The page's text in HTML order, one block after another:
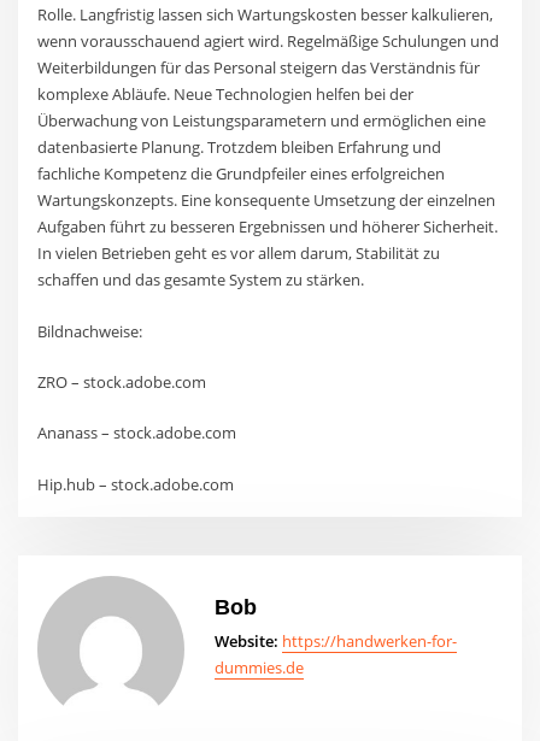
Rolle. Langfristig lassen sich Wartungskosten besser kalkulieren,
wenn vorausschauend agiert wird. Regelmäßige Schulungen und
Weiterbildungen für das Personal steigern das Verständnis für
komplexe Abläufe. Neue Technologien helfen bei der
Überwachung von Leistungsparametern und ermöglichen eine
datenbasierte Planung. Trotzdem bleiben Erfahrung und
fachliche Kompetenz die Grundpfeiler eines erfolgreichen
Wartungskonzepts. Eine konsequente Umsetzung der einzelnen
Aufgaben führt zu besseren Ergebnissen und höherer Sicherheit.
In vielen Betrieben geht es vor allem darum, Stabilität zu
schaffen und das gesamte System zu stärken.
Bildnachweise:
ZRO– stock.adobe.com
Ananass– stock.adobe.com
Hip.hub– stock.adobe.com
Bob
Website: https://handwerken-for-
dummies.de